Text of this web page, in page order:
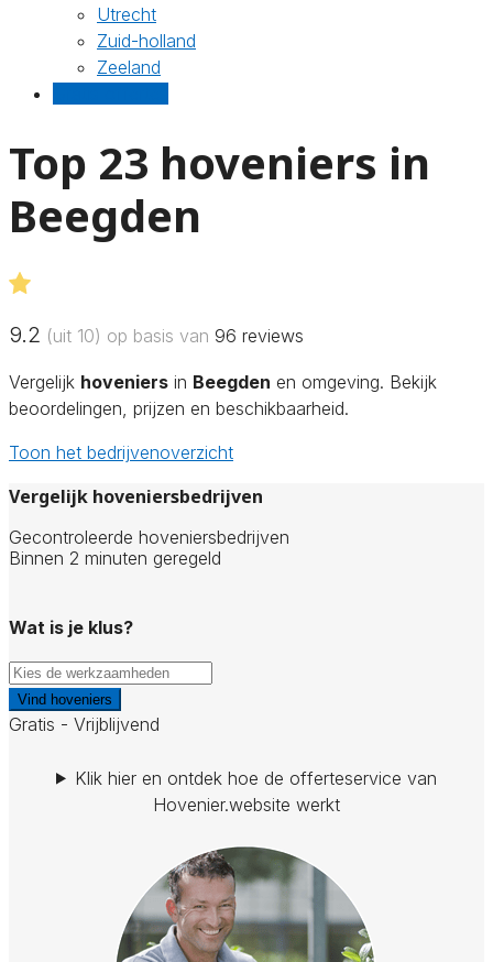
Utrecht
Zuid-holland
Zeeland
Top 23 hoveniers in
Beegden
9.2 (uit 10) op basis van 96 reviews
Vergelijk hoveniers in Beegden en omgeving. Bekijk
beoordelingen, prijzen en beschikbaarheid.
Toon het bedrijvenoverzicht
Vergelijk hoveniersbedrijven
Gecontroleerde hoveniersbedrijven
Binnen 2 minuten geregeld
Wat is je klus?
Vind hoveniers
Gratis - Vrijblijvend
Klik hier en ontdek hoe de offerteservice van
Hovenier.website werkt